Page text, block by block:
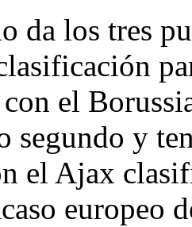
da los tres
con el
segundo y
el Ajax
europeo